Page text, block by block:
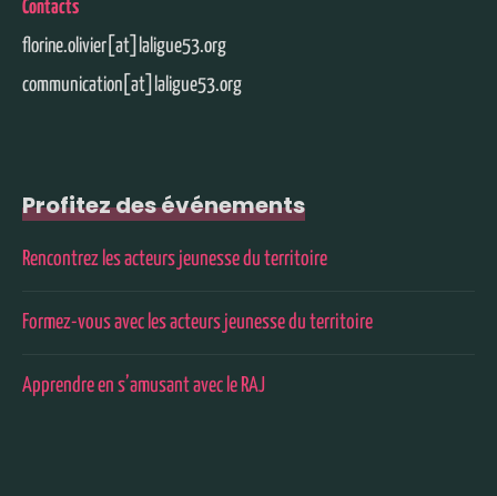
Contacts
florine.olivier[at]laligue53.org
communication[at]laligue53.org
Profitez des événements
Rencontrez les acteurs jeunesse du territoire
Formez-vous avec les acteurs jeunesse du territoire
Apprendre en s’amusant avec le RAJ